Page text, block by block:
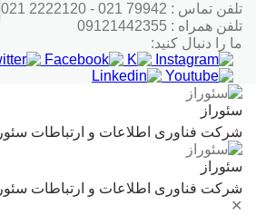
تلفن تماس : 79942 021 - 2222120 021
تلفن همراه : 09121442355
ما را دنبال کنید:
سئوراز
شرکت فناوری اطلاعات و ارتباطات سئوراز
سئوراز
شرکت فناوری اطلاعات و ارتباطات سئوراز